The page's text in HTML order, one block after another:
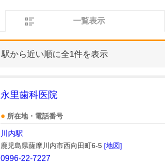
一覧表示
駅から近い順に全1件を表示
永里歯科医院
所在地・電話番号
川内駅
鹿児島県薩摩川内市西向田町6-5 [地図]
0996-22-7227